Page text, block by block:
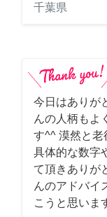
千葉県
今日はありが
んの人柄もよ
す^^ 漠然と老
具体的な数字
て頂きありが
んのアドバイ
こうと思い